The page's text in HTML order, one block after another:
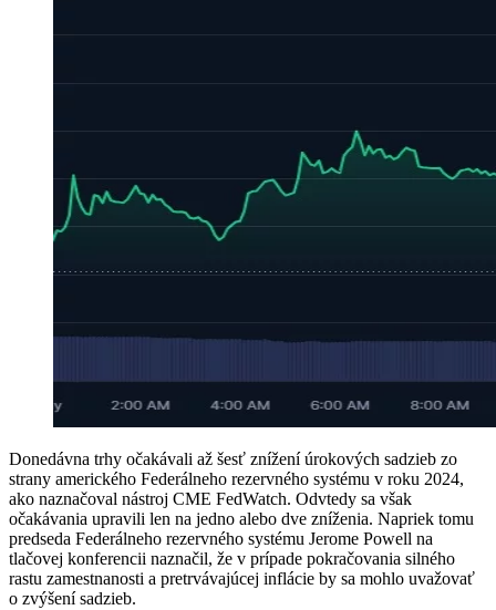
Donedávna trhy očakávali až šesť znížení úrokových sadzieb zo
strany amerického Federálneho rezervného systému v roku 2024,
ako naznačoval nástroj CME FedWatch. Odvtedy sa však
očakávania upravili len na jedno alebo dve zníženia. Napriek tomu
predseda Federálneho rezervného systému Jerome Powell na
tlačovej konferencii naznačil, že v prípade pokračovania silného
rastu zamestnanosti a pretrvávajúcej inflácie by sa mohlo uvažovať
o zvýšení sadzieb.